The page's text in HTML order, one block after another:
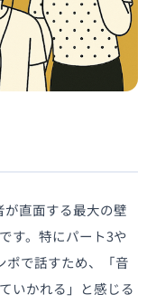
が直面する最大の壁
す。特にパート3や
ポで話すため、「音
いかれる」と感じる